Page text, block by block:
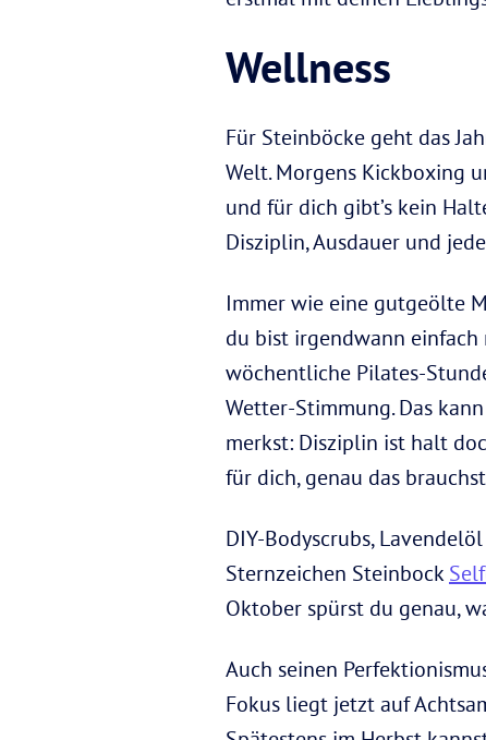
Wellness
Für Steinböcke geht das
Welt. Morgens Kickboxing
und für dich gibt’s kein
Disziplin, Ausdauer und
Immer wie eine gutgeölte
du bist irgendwann einfach
wöchentliche Pilates-
Wetter-Stimmung. Das
merkst: Disziplin ist halt
für dich, genau das
DIY-Bodyscrubs,
Sternzeichen Steinbock
Oktober spürst du genau,
Auch seinen
Fokus liegt jetzt auf